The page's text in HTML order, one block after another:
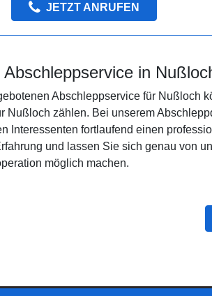
JETZT ANRUFEN
in
Abschleppservice für Nußloch
Nußloch zählen. Bei unserem
Interessenten fortlaufend einen
und lassen Sie sich genau von
möglich machen.